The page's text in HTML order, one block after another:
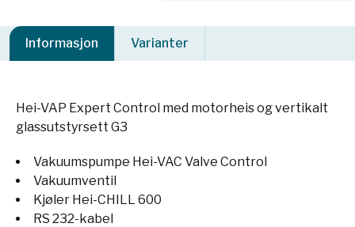
Informasjon Varianter
Hei-VAP Expert Control med motorheis og vertikalt
glassutstyrsett G3
Vakuumspumpe Hei-VAC Valve Control
Vakuumventil
Kjøler Hei-CHILL 600
RS 232-kabel